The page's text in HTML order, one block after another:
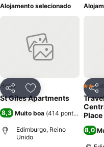
acesso a um terraço. Cada
banheira, lavatório e sanita. Os quartos são para não fumadores,
possuem aquecimento
disponibilizados são uma
sem fios, televisão e leitores
roupa.
Alojamento selecionado
PartilharAdicionar aos
Hotel
St Giles Apartments
8,3 Muito boa (414 pontuações)
Edimburgo, Reino
Unido
2
Place
8,0